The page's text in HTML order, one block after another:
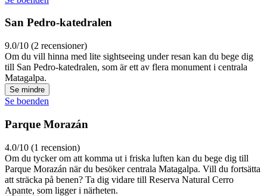
San Pedro-katedralen
9.0/10 (2 recensioner)
Om du vill hinna med lite sightseeing under resan kan du bege dig
till San Pedro-katedralen, som är ett av flera monument i centrala
Matagalpa.
Se mindre
Se boenden
Parque Morazán
4.0/10 (1 recension)
Om du tycker om att komma ut i friska luften kan du bege dig till
Parque Morazán när du besöker centrala Matagalpa. Vill du fortsätta
att sträcka på benen? Ta dig vidare till Reserva Natural Cerro
Apante, som ligger i närheten.